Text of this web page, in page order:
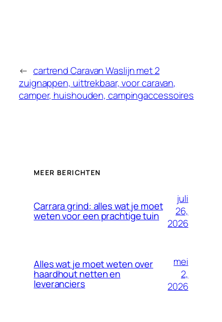
← cartrend Caravan Waslijn met 2
zuignappen, uittrekbaar, voor caravan,
camper, huishouden, campingaccessoires
MEER BERICHTEN
Carrara grind: alles wat je moet
weten voor een prachtige tuin
juli
26,
2026
Alles wat je moet weten over
haardhout netten en
leveranciers
mei
2,
2026